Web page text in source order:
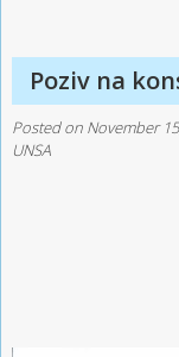
Poziv na
Posted on November
UNSA